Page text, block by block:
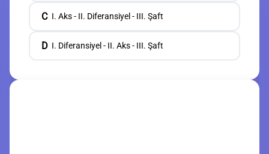
C I. Aks - II. Diferansiyel - III. Şaft
D I. Diferansiyel - II. Aks - III. Şaft